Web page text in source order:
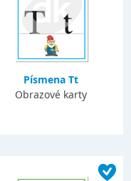
Písmena Tt
Obrazové karty